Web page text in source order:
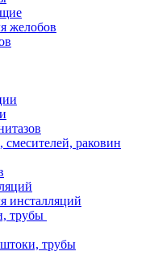
желобов
раковин
инсталляций
трубы
трубы